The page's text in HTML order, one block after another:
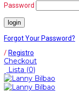
Password
Forgot Your Password?
/ Registro
Checkout
Lista (0)